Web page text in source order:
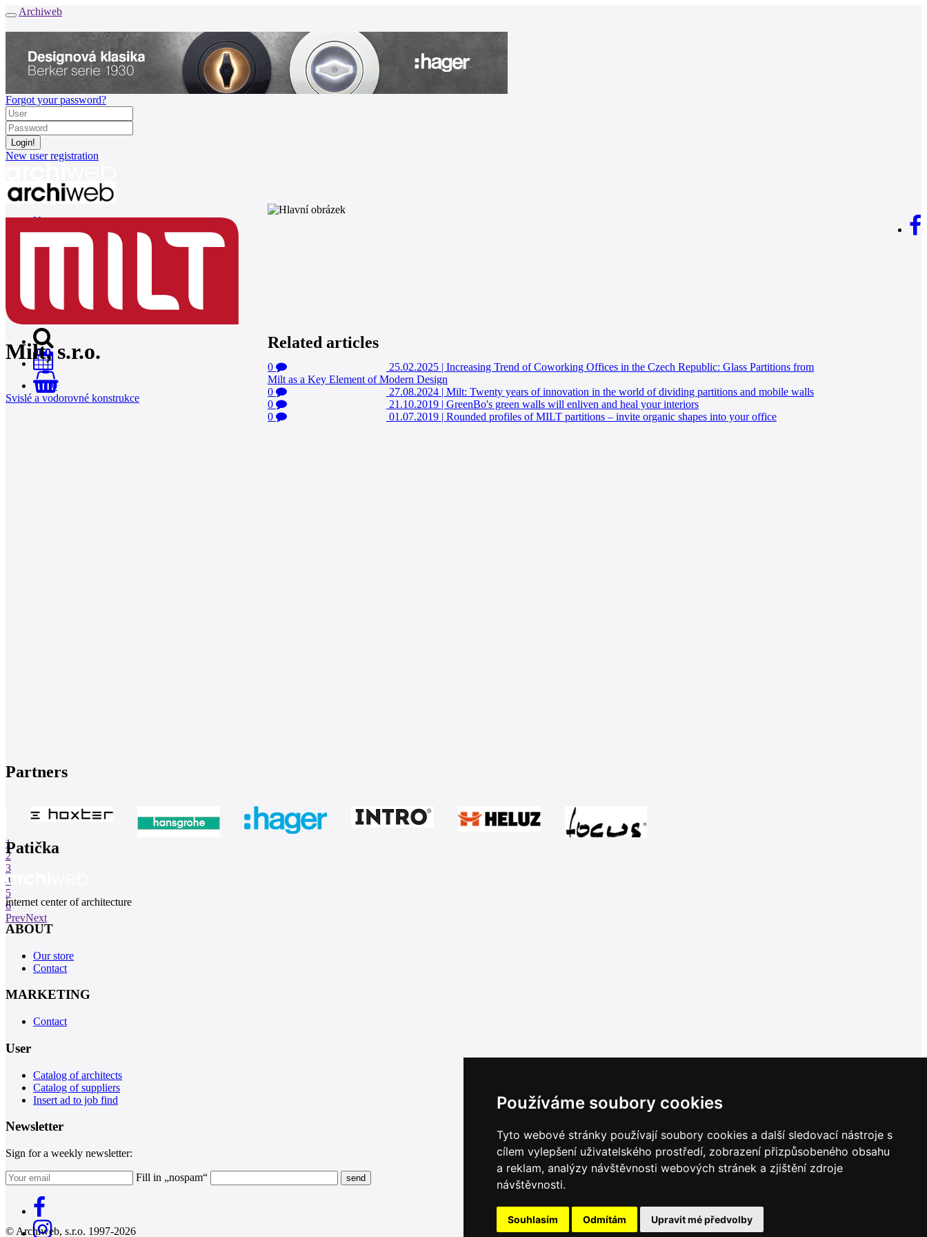
Používáme soubory cookies
Tyto webové stránky používají soubory cookies a další sledovací nástroje s
cílem vylepšení uživatelského prostředí, zobrazení přizpůsobeného obsahu
a reklam, analýzy návštěvnosti webových stránek a zjištění zdroje
návštěvnosti.
Souhlasím Odmítám Upravit mé předvolby
Archiweb
Forgot your password?
New user registration
News
Architects
Buildings
cz
0
Milt, s.r.o.
Svislé a vodorovné konstrukce
Related articles
0 25.02.2025 | Increasing Trend of Coworking Offices in the Czech Republic: Glass Partitions from
Milt as a Key Element of Modern Design
0
27.08.2024 | Milt: Twenty years of innovation in the world of dividing partitions and mobile walls
0
21.10.2019 | GreenBo's green walls will enliven and heal your interiors
0
01.07.2019 | Rounded profiles of MILT partitions – invite organic shapes into your office
Partners
1
2
3
4
5
6
PrevNext
Patička
internet center of architecture
ABOUT
Our store
Contact
MARKETING
Contact
User
Catalog of architects
Catalog of suppliers
Insert ad to job find
Newsletter
Sign for a weekly newsletter:
Fill in „nospam“
© Archiweb, s.r.o. 1997-2026